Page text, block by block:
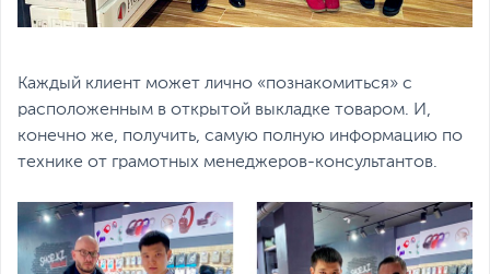
Каждый клиент может лично «познакомиться» с
расположенным в открытой выкладке товаром. И,
конечно же, получить, самую полную информацию по
технике от грамотных менеджеров-консультантов.